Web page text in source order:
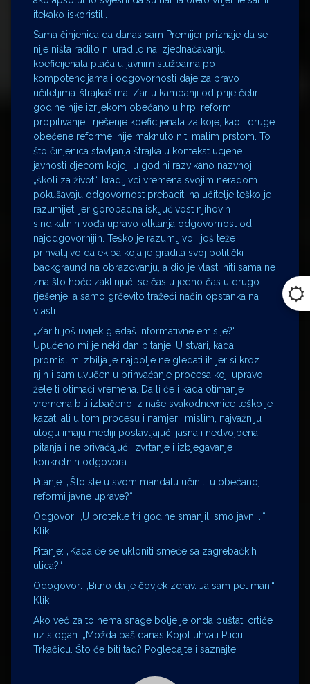
itekako iskoristili.
Sama činjenica da danas sam Premijer priznaje da se
nije ništa radilo ni uradilo na izjednačavanju
koeficijenata plaća u javnim službama po
kompotencijama i odgovornosti daje za pravo
učiteljima-štrajkašima. Zar u kampanji od prije četiri
godine nije izrijekom obećano u hrpi reformi i
propitivanje i rješenje koeficijenata za koje, kao i druge
obećene reforme, nije maknuto niti malim prstom. To
što činjenica stavljanja štrajka u kontekst ucjene
javnosti djecom kojoj, u godini razvikano nazvnoj
„školi za život“, kradljivci vremena svojim neradom
pokušavaju odgovornost prebaciti na učitelje teško je
razumijeti jer goropadna isključivost njihovih
sindikalnih vođa upravo otklanja odgovornost od
najodgovornijih. Teško je razumljivo i još teže
prihvatljivo da ekipa koja je gradila svoj politički
backgraund na obrazovanju, a dio je vlasti niti sama ne
zna što hoće zaklinjući se čas u jedno čas u drugo
rješenje, a samo grčevito tražeći način opstanka na
vlasti.
„Zar ti još uvijek gledaš informativne emisije?“
Upućeno mi je neki dan pitanje. U stvari, kada
promislim, zbilja je najbolje ne gledati ih jer si kroz
njih i sam uvučen u prihvaćanje procesa koji upravo
žele ti otimači vremena. Da li će i kada otimanje
vremena biti izbačeno iz naše svakodnevnice teško je
kazati ali u tom procesu i namjeri, mislim, najvažniju
ulogu imaju mediji postavljajući jasna i nedvojbena
pitanja i ne privaćajući izvrtanje i izbjegavanje
konkretnih odgovora.
Pitanje: „Što ste u svom mandatu učinili u obećanoj
reformi javne uprave?“
Odgovor: „U protekle tri godine smanjili smo javni ..“
Klik.
Pitanje: „Kada će se ukloniti smeće sa zagrebačkih
ulica?“
Odogovor: „Bitno da je čovjek zdrav. Ja sam pet man.“
Klik
Ako već za to nema snage bolje je onda puštati crtiće
uz slogan: „Možda baš danas Kojot uhvati Pticu
Trkačicu. Što će biti tad? Pogledajte i saznajte.